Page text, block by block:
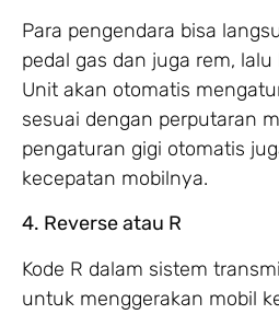
Para pengendara bisa
pedal gas dan juga rem,
Unit akan otomatis
sesuai dengan perputaran
pengaturan gigi otomatis
kecepatan mobilnya.
4. Reverse atau R
Kode R dalam sistem
untuk menggerakan mobil